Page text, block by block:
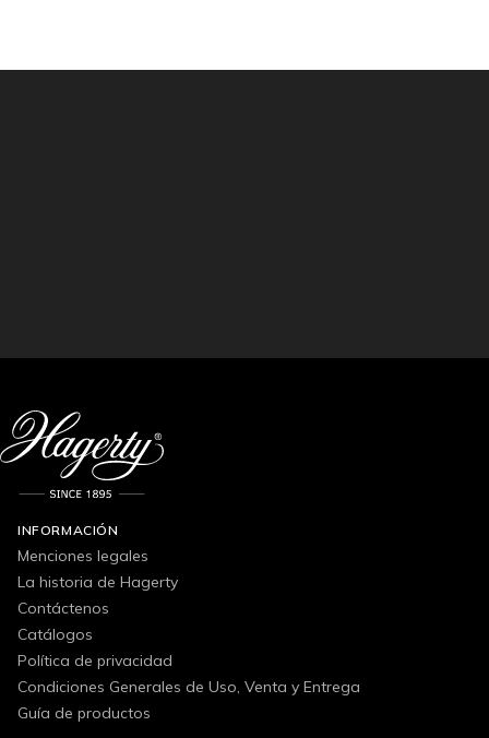
INFORMACIÓN
Menciones legales
La historia de Hagerty
Contáctenos
Catálogos
Política de privacidad
Condiciones Generales de Uso, Venta y Entrega
Guía de productos